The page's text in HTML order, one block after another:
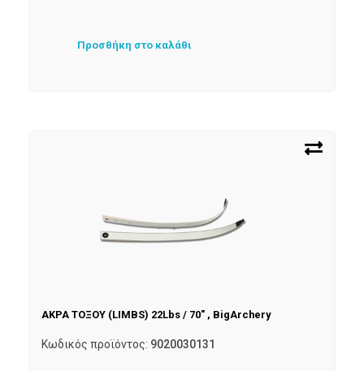
Προσθήκη στο καλάθι
ΑΚΡΑ ΤΟΞΟΥ (LIMBS) 22Lbs / 70″ , BigArchery
Κωδικός προϊόντος: 9020030131